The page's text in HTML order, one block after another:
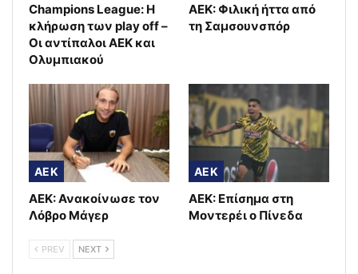
Champions League: Η
κλήρωση των play off –
Οι αντίπαλοι ΑΕΚ και
Ολυμπιακού
ΑΕΚ: Φιλική ήττα από
τη Σαμσουνσπόρ
AEK
ΑΕΚ: Ανακοίνωσε τον
Λόβρο Μάγερ
AEK
ΑΕΚ: Επίσημα στη
Μοντερέι ο Πίνεδα
PREV NEXT